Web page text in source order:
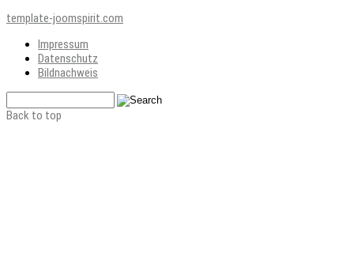
template-joomspirit.com
Impressum
Datenschutz
Bildnachweis
Back to top